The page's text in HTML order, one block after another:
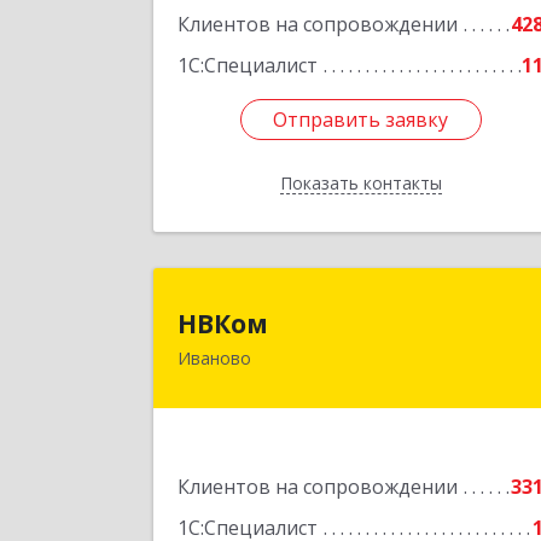
Клиентов на сопровождении
1С:Специалист
11
Отправить заявку
Показать контакты
Отправить заявку
Назад
НВКом
Иваново
Клиентов на сопровождении
331
1С:Специалист
1
153000, Ивановская обл, Иваново г,